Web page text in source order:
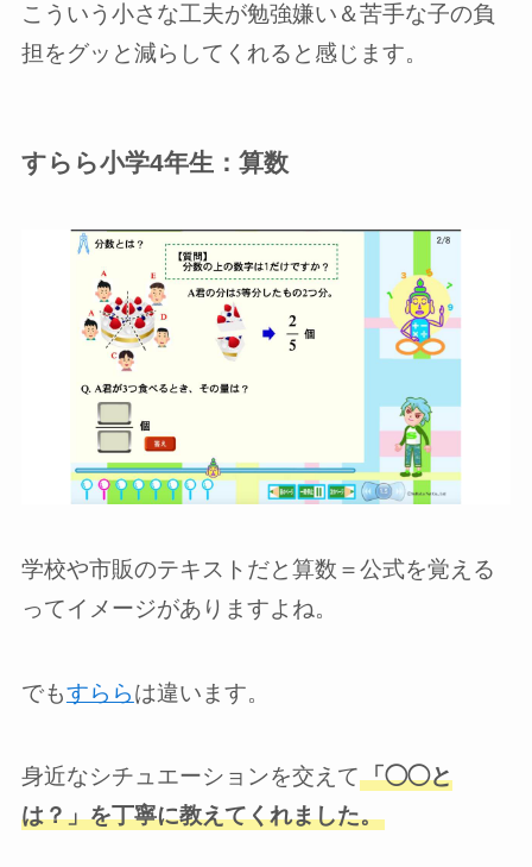
こういう小さな工夫が勉強嫌い＆苦手な子の負
担をグッと減らしてくれると感じます。
すらら小学4年生：算数
学校や市販のテキストだと算数＝公式を覚える
ってイメージがありますよね。
でもすららは違います。
身近なシチュエーションを交えて「◯◯と
は？」を丁寧に教えてくれました。